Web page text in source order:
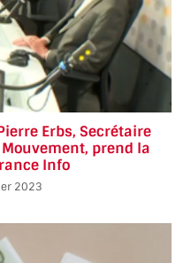
Erbs, Secrétaire
prend la
Info
2023